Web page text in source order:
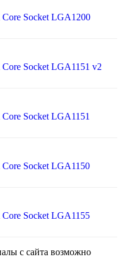
Socket LGA1200
Socket LGA1151 v2
Socket LGA1151
Socket LGA1150
Socket LGA1155
с сайта возможно